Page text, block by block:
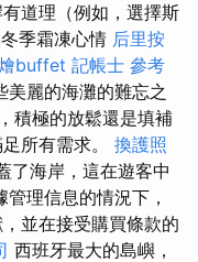
道理（例如，選擇斯
季霜凍心情 后里按
buffet 記帳士 參考
美麗的海灘的難忘之
積極的放鬆還是填補
所有需求。 換護照
了海岸，這在遊客中
理信息的情況下，
並在接受購買條款的
西班牙最大的島嶼，